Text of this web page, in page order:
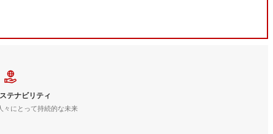
テナビリティ
々にとって持続的な未来